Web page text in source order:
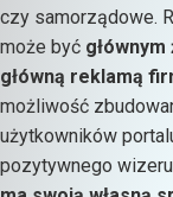
czy samorządowe.
może być
główną reklamą
możliwość
użytkowników
pozytywnego